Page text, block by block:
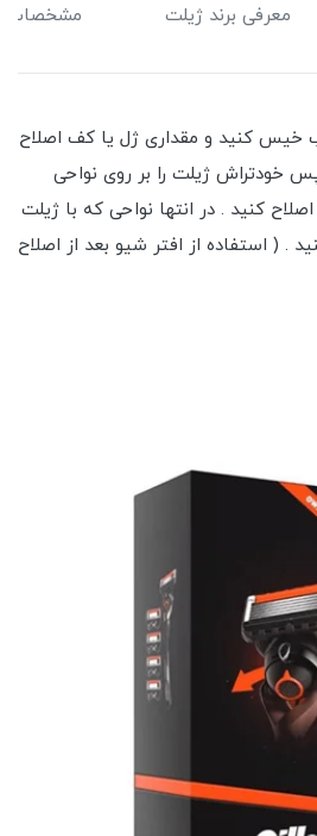
معرفی برند ژیلت مشخصات
خیس کنید و مقداری ژل یا کف اصلاح
خودتراش ژیلت را بر روی نواحی
کنید . در انتها نواحی که با ژیلت
. ( استفاده از افتر شیو بعد از اصلاح